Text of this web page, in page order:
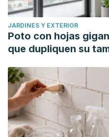
JARDINES Y EXTERIOR
Poto con hojas
que dupliquen su